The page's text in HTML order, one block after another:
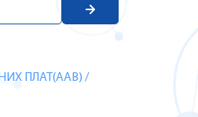
ПЛАТ(AAB) /